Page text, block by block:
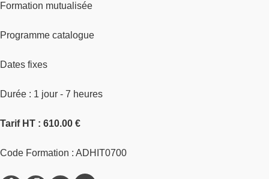
Formation mutualisée
Programme catalogue
Dates fixes
Durée : 1 jour - 7 heures
Tarif HT : 610.00 €
Code Formation : ADHIT0700